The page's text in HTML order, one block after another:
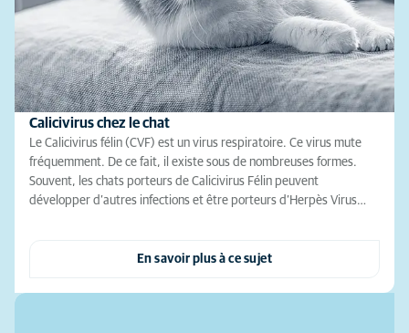
Calicivirus chez le chat
Le Calicivirus félin (CVF) est un virus respiratoire. Ce virus mute
fréquemment. De ce fait, il existe sous de nombreuses formes.
Souvent, les chats porteurs de Calicivirus Félin peuvent
développer d’autres infections et être porteurs d’Herpès Virus…
En savoir plus à ce sujet